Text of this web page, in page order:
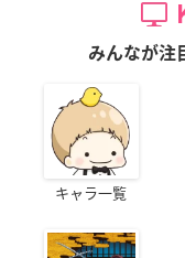
みんなが注
キャラ一覧